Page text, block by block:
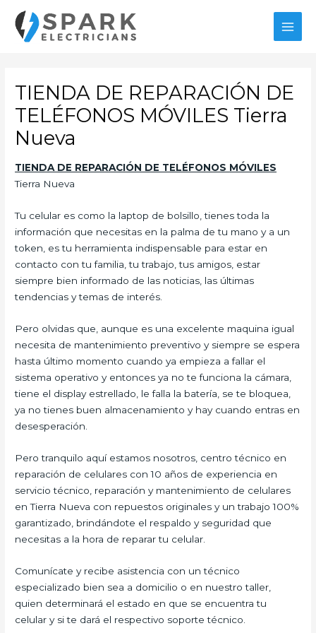
contenido
TIENDA DE REPARACIÓN DE
TELÉFONOS MÓVILES Tierra
Nueva
TIENDA DE REPARACIÓN DE TELÉFONOS MÓVILES
Tierra Nueva
Tu celular es como la laptop de bolsillo, tienes toda la
información que necesitas en la palma de tu mano y a un
token, es tu herramienta indispensable para estar en
contacto con tu familia, tu trabajo, tus amigos, estar
siempre bien informado de las noticias, las últimas
tendencias y temas de interés.
Pero olvidas que, aunque es una excelente maquina igual
necesita de mantenimiento preventivo y siempre se espera
hasta último momento cuando ya empieza a fallar el
sistema operativo y entonces ya no te funciona la cámara,
tiene el display estrellado, le falla la batería, se te bloquea,
ya no tienes buen almacenamiento y hay cuando entras en
desesperación.
Pero tranquilo aquí estamos nosotros, centro técnico en
reparación de celulares con 10 años de experiencia en
servicio técnico, reparación y mantenimiento de celulares
en Tierra Nueva con repuestos originales y un trabajo 100%
garantizado, brindándote el respaldo y seguridad que
necesitas a la hora de reparar tu celular.
Comunícate y recibe asistencia con un técnico
especializado bien sea a domicilio o en nuestro taller,
quien determinará el estado en que se encuentra tu
celular y si te dará el respectivo soporte técnico.